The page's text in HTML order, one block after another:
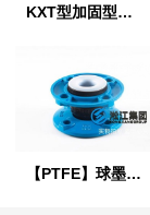
KXT型加固型橡胶软接头
【PTFE】球墨法兰四氟橡胶接头“适用于航空煤油”